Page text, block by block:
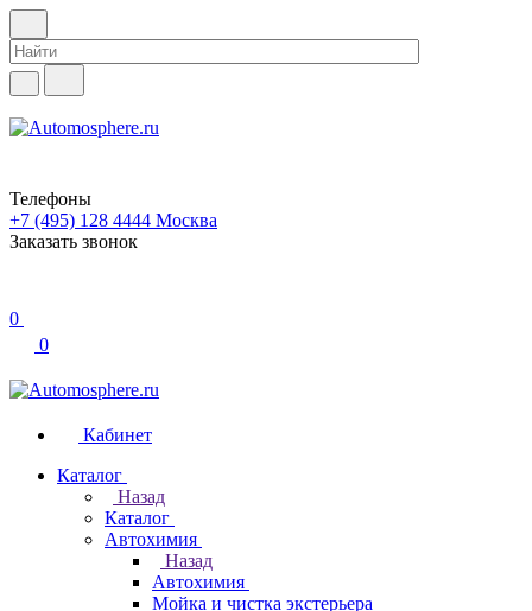
Телефоны
+7 (495) 128 4444 Москва
Заказать звонок
0
0
Кабинет
Каталог
Назад
Каталог
Автохимия
Назад
Автохимия
Мойка и чистка экстерьера